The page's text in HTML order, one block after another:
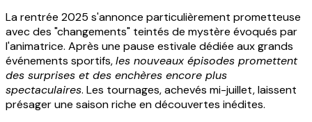
La rentrée 2025 s'annonce particulièrement prometteuse
avec des "changements" teintés de mystère évoqués par
l'animatrice. Après une pause estivale dédiée aux grands
événements sportifs,les nouveaux épisodes promettent
des surprises et des enchères encore plus
spectaculaires. Les tournages, achevés mi-juillet, laissent
présager une saison riche en découvertes inédites.